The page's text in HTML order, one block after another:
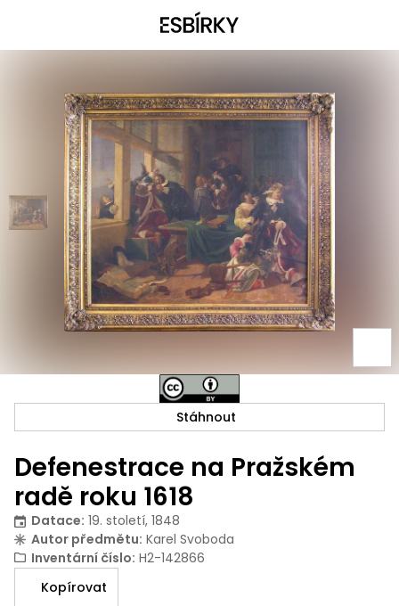
Defenestrace na Pražském
radě roku 1618
Datace: 19. století, 1848
Autor předmětu: Karel Svoboda
Inventární číslo: H2-142866
Kopírovat
Stáhnout